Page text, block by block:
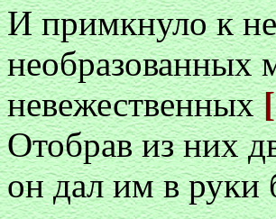
И примкнуло к
необразованных
невежественных
Отобрав из них
он дал им в руки